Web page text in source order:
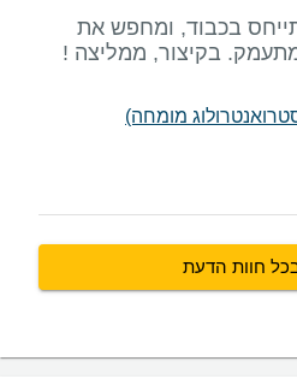
בכבוד, ומחפש את
בקיצור, ממליצה !
מומחה)
חוות הדעת